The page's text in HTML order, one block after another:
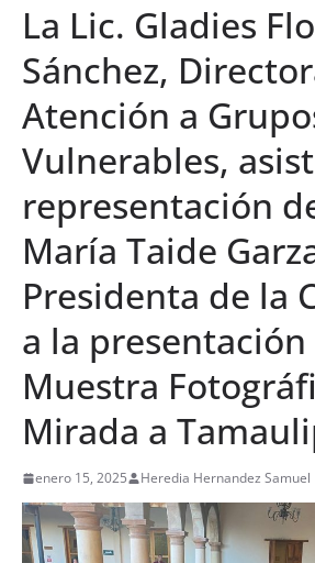
La Lic. Gladies
Sánchez,
Atención a
Vulnerables,
representación
María Taide
Presidenta de la
a la presentación
Muestra
Mirada a
enero 15, 2025 Heredia Hernandez Samuel